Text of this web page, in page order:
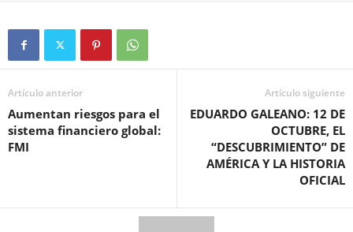
Artículo anterior
Aumentan riesgos para el
sistema financiero global:
FMI
Artículo siguiente
EDUARDO GALEANO: 12 DE
OCTUBRE, EL
“DESCUBRIMIENTO” DE
AMÉRICA Y LA HISTORIA
OFICIAL